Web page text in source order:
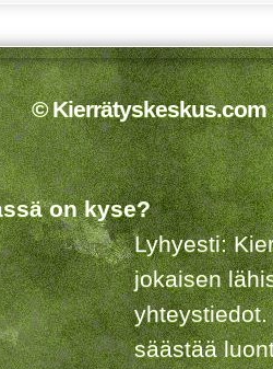
© Kierrätyskeskus.com
on kyse?
Lyhyesti:
jokaisen
säästää